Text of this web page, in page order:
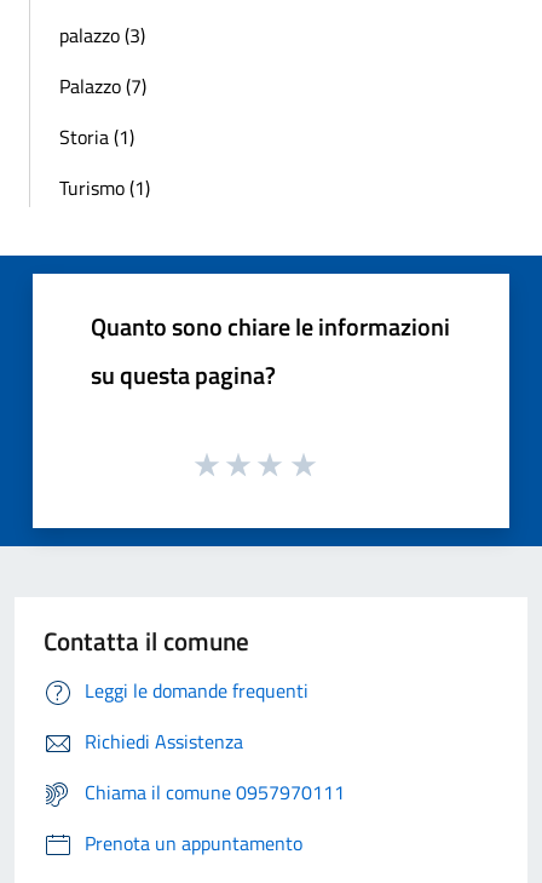
palazzo (3)
Palazzo (7)
Storia (1)
Turismo (1)
Quanto sono chiare le informazioni
su questa pagina?
Contatta il comune
Leggi le domande frequenti
Richiedi Assistenza
Chiama il comune 0957970111
Prenota un appuntamento